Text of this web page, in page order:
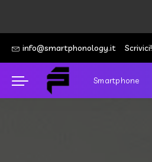
info@smartphonology.it Scrivici!
Smartphone